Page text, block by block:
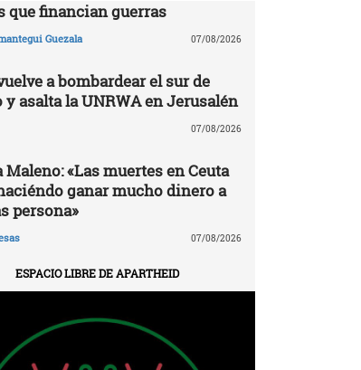
que financian guerras
Guezala 07/08/2026
a bombardear el sur de
y asalta la UNRWA en Jerusalén
07/08/2026
Maleno: «Las muertes en Ceuta
ganar mucho dinero a
persona»
07/08/2026
ESPACIO LIBRE DE APARTHEID